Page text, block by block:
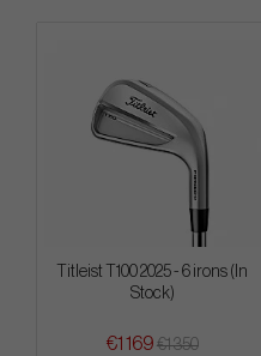
Titleist T100 2025 - 6 irons (In
Stock)
€1 169 €1 350